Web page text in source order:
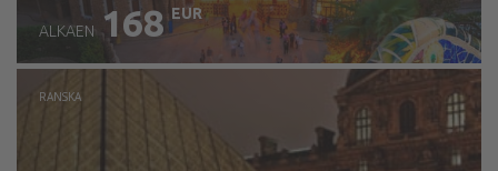
Tarkista tiedot
ALKAEN 168 EUR
RANSKA